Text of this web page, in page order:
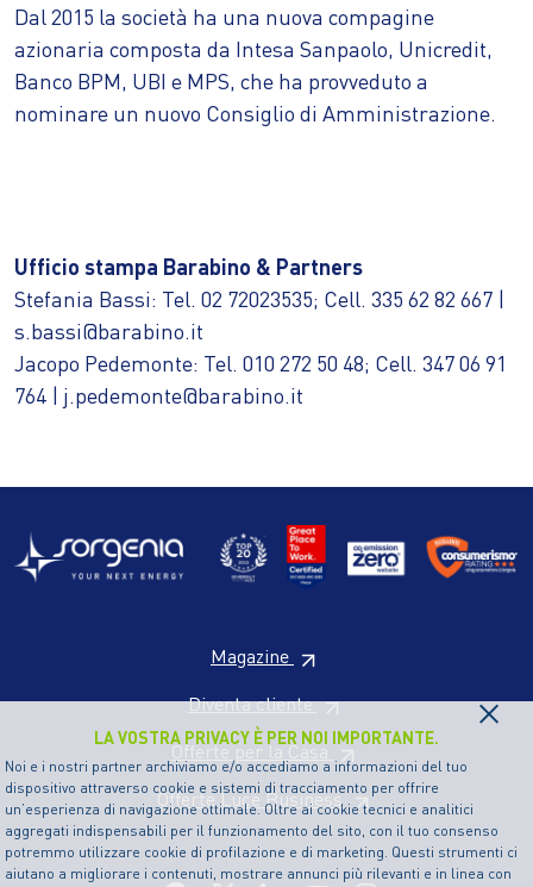
LA VOSTRA PRIVACY È PER NOI IMPORTANTE.
Noi e i nostri partner archiviamo e/o accediamo a informazioni del tuo
dispositivo attraverso cookie e sistemi di tracciamento per offrire
un’esperienza di navigazione ottimale. Oltre ai cookie tecnici e analitici
aggregati indispensabili per il funzionamento del sito, con il tuo consenso
potremmo utilizzare cookie di profilazione e di marketing. Questi strumenti ci
aiutano a migliorare i contenuti, mostrare annunci più rilevanti e in linea con
×
Dal 2015 la società ha una nuova compagine
azionaria composta da Intesa Sanpaolo, Unicredit,
Banco BPM, UBI e MPS, che ha provveduto a
nominare un nuovo Consiglio di Amministrazione.
Ufficio stampa Barabino & Partners
Stefania Bassi: Tel. 02 72023535; Cell. 335 62 82 667 |
s.bassi@barabino.it
Jacopo Pedemonte: Tel. 010 272 50 48; Cell. 347 06 91
764 | j.pedemonte@barabino.it
Magazine
Diventa cliente
Offerte per la Casa
Offerte Luce Business